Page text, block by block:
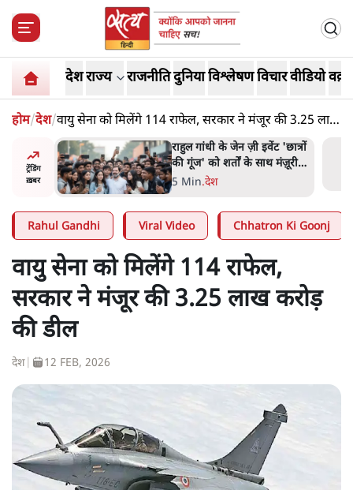
देशराज्य राजनीतिदुनियाविश्लेषणविचारवीडियो
होम/देश/वायु सेना को मिलेंगे 114 राफेल, सरकार ने मंजूर की 3.25 लाख
करोड़ की डील
ट्रेंडिंग
ख़बर
राहुल गांधी के जेन ज़ी इवेंट 'छात्रों
की गूंज' को शर्तों के साथ मंज़ूरी
देना पड़ा
5 Min.देश
Rahul Gandhi Viral Video Chhatron Ki Goonj
वायु सेना को मिलेंगे 114 राफेल,
सरकार ने मंजूर की 3.25 लाख करोड़
की डील
देश 12 FEB, 2026